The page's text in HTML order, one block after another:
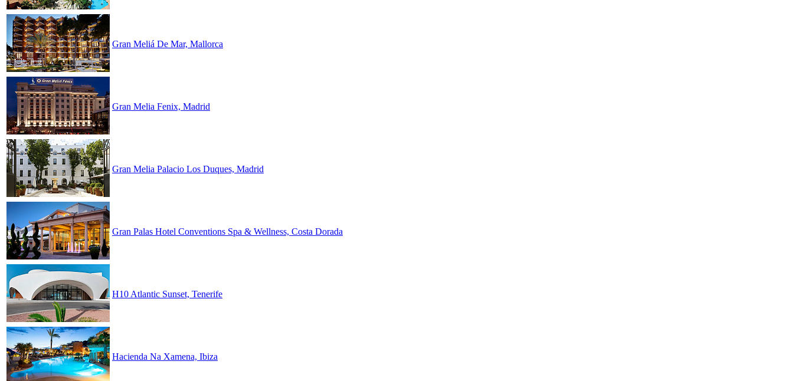
Gran Meliá De Mar, Mallorca
Gran Melia Fenix, Madrid
Gran Melia Palacio Los Duques, Madrid
Gran Palas Hotel Conventions Spa & Wellness, Costa Dorada
H10 Atlantic Sunset, Tenerife
Hacienda Na Xamena, Ibiza